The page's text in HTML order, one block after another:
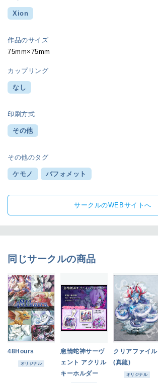
Xion
作品のサイズ
75mm×75mm
カップリング
なし
印刷方式
その他
その他のタグ
ケモノ バフォメット
サークルのWEBサイトへ
同じサークルの商品
48Hours
オリジナル
怠惰蛇神サーヴ
ェント アクリル
キーホルダー
クリアファイル
(真龍)
オリジナル